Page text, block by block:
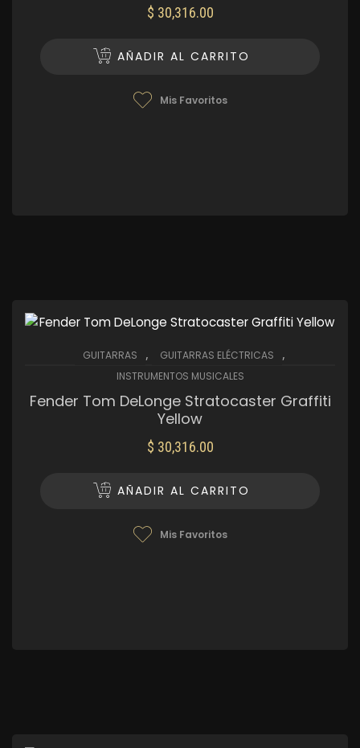
$ 30,316.00
AÑADIR AL CARRITO
Mis Favoritos
GUITARRAS , GUITARRAS ELÉCTRICAS ,
INSTRUMENTOS MUSICALES
Fender Tom DeLonge Stratocaster Graffiti
Yellow
$ 30,316.00
AÑADIR AL CARRITO
Mis Favoritos